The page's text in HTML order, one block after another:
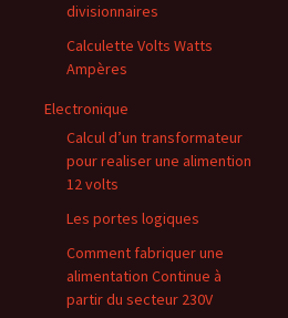
divisionnaires
Calculette Volts Watts
Ampères
Electronique
Calcul d’un transformateur
pour realiser une alimention
12 volts
Les portes logiques
Comment fabriquer une
alimentation Continue à
partir du secteur 230V